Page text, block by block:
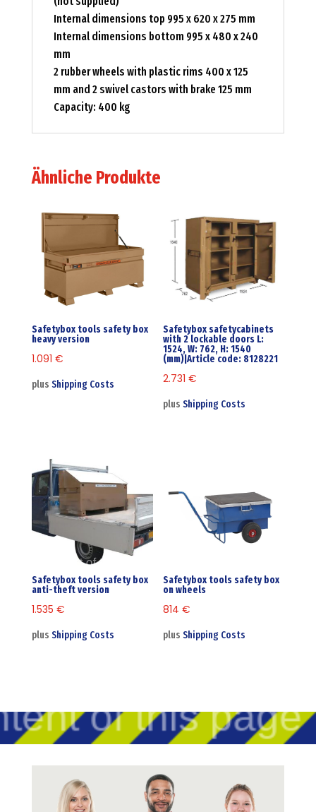
Internal dimensions top 995 x 620 x 275 mm
Internal dimensions bottom 995 x 480 x 240
mm
2 rubber wheels with plastic rims 400 x 125
mm and 2 swivel castors with brake 125 mm
Capacity: 400 kg
Ähnliche Produkte
Safetybox tools safety box
heavy version
1.091 €
plus Shipping Costs
Safetybox safetycabinets
with 2 lockable doors L:
1524, W: 762, H: 1540
(mm)|Article code: 8128221
2.731€
plusShipping Costs
Safetybox tools safety box
anti-theft version
1.535 €
plus Shipping Costs
Safetybox tools safety box
on wheels
814€
plusShipping Costs